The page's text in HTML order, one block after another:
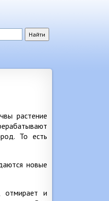
растение
То есть
новые
отмирает и